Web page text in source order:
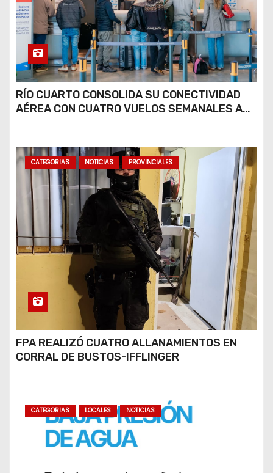
RÍO CUARTO CONSOLIDA SU CONECTIVIDAD
AÉREA CON CUATRO VUELOS SEMANALES A
CATEGORIAS NOTICIAS PROVINCIALES
FPA REALIZÓ CUATRO ALLANAMIENTOS EN
CORRAL DE BUSTOS-IFFLINGER
CATEGORIAS LOCALES NOTICIAS